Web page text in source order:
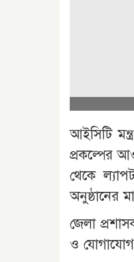
আইসিটি
প্রকল্পের
থেকে
অনুষ্ঠানের
জেলা
ও যোগাযোগ